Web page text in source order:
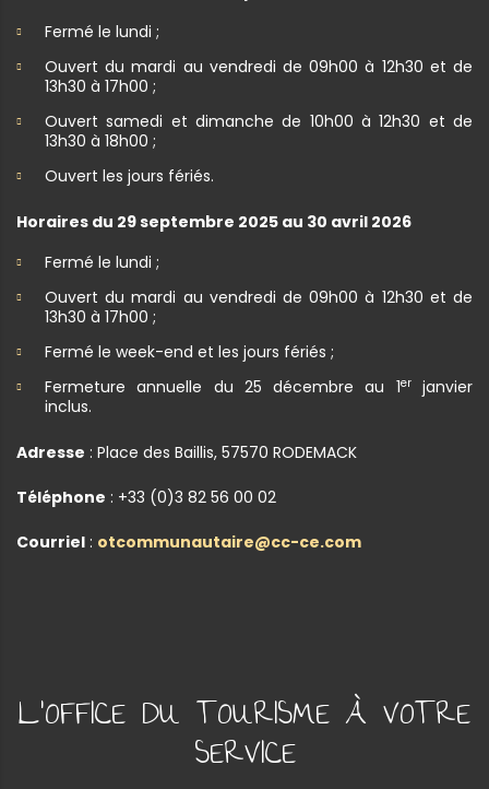
Fermé le lundi ;
Ouvert du mardi au vendredi de 09h00 à 12h30 et de
13h30 à 17h00 ;
Ouvert samedi et dimanche de 10h00 à 12h30 et de
13h30 à 18h00 ;
Ouvert les jours fériés.
Horaires du 29 septembre 2025 au 30 avril 2026
Fermé le lundi ;
Ouvert du mardi au vendredi de 09h00 à 12h30 et de
13h30 à 17h00 ;
Fermé le week-end et les jours fériés ;
Fermeture annuelle du 25 décembre au 1erjanvier
inclus.
Adresse : Place des Baillis, 57570 RODEMACK
Téléphone : +33 (0)3 82 56 00 02
Courriel : otcommunautaire@cc-ce.com
L'OFFICE DU TOURISME À VOTRE
SERVICE